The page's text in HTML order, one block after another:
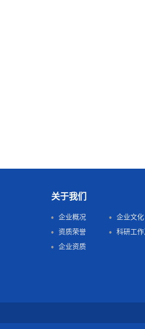
关于我们
企业概况
企业文化
资质荣誉
科研工
企业资质